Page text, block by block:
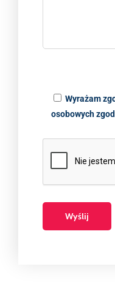
Wyrażam
osobowych